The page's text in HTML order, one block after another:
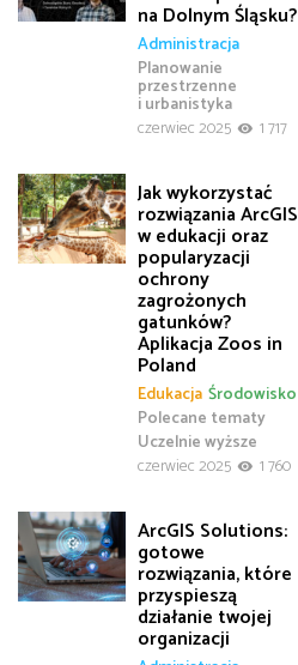
na Dolnym Śląsku?
Administracja
Planowanie
przestrzenne
i urbanistyka
czerwiec 2025
1 717
Jak wykorzystać
rozwiązania ArcGIS
w edukacji oraz
popularyzacji
ochrony
zagrożonych
gatunków?
Aplikacja Zoos in
Poland
Edukacja
Polecane tematy
Środowisko
Uczelnie wyższe
czerwiec 2025
1 760
ArcGIS Solutions:
gotowe
rozwiązania, które
przyspieszą
działanie twojej
organizacji